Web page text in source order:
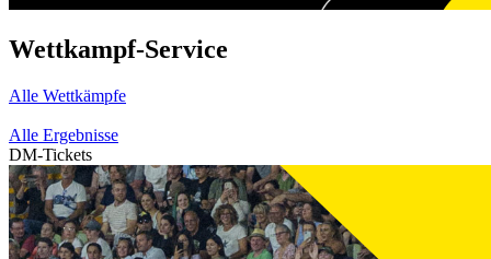
Wettkampf-Service
Alle Wettkämpfe
Alle Ergebnisse
DM-Tickets